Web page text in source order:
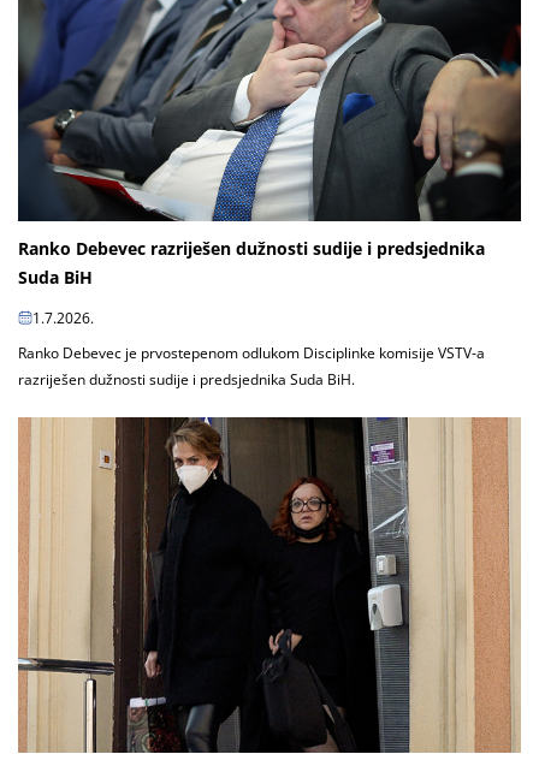
Ranko Debevec razriješen dužnosti sudije i predsjednika
Suda BiH
1.7.2026.
Ranko Debevec je prvostepenom odlukom Disciplinke komisije VSTV-a
razriješen dužnosti sudije i predsjednika Suda BiH.